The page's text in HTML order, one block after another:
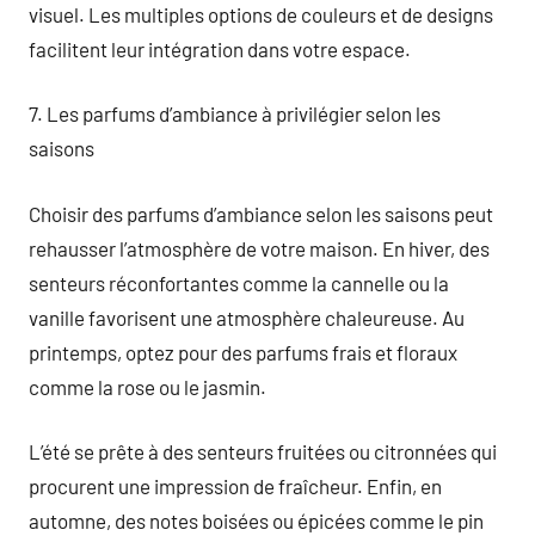
visuel. Les multiples options de couleurs et de designs
facilitent leur intégration dans votre espace.
7. Les parfums d’ambiance à privilégier selon les
saisons
Choisir des parfums d’ambiance selon les saisons peut
rehausser l’atmosphère de votre maison. En hiver, des
senteurs réconfortantes comme la cannelle ou la
vanille favorisent une atmosphère chaleureuse. Au
printemps, optez pour des parfums frais et floraux
comme la rose ou le jasmin.
L’été se prête à des senteurs fruitées ou citronnées qui
procurent une impression de fraîcheur. Enfin, en
automne, des notes boisées ou épicées comme le pin